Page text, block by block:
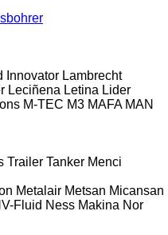
Innovator Lambrecht
Leciñena Letina Lider
M-TEC M3 MAFA MAN
Trailer Tanker Menci
Metalair Metsan Micansan
Fluid Ness Makina Nor